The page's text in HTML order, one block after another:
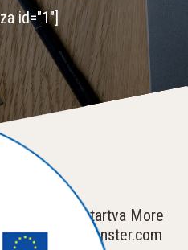
id="1"]
jog fenntartva More
at TemplateMonster.com